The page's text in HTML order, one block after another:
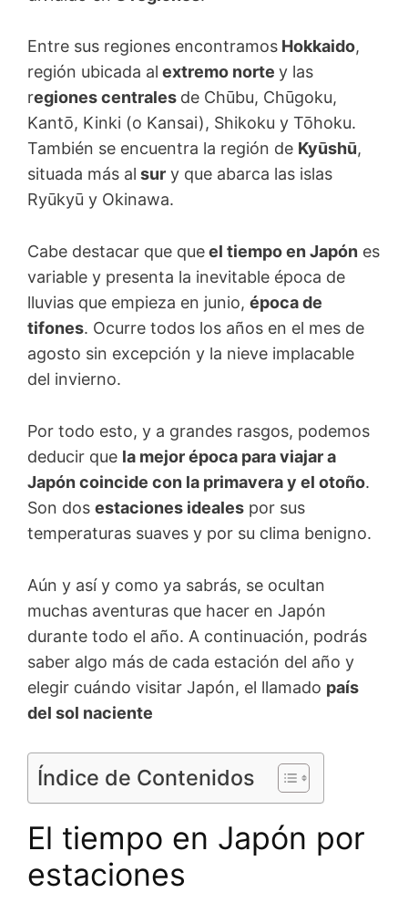
Entre sus regiones encontramos Hokkaido,
región ubicada al extremo norte y las
regiones centrales de Chūbu, Chūgoku,
Kantō, Kinki (o Kansai), Shikoku y Tōhoku.
También se encuentra la región de Kyūshū,
situada más al sur y que abarca las islas
Ryūkyū y Okinawa.
Cabe destacar que queel tiempo en Japón es
variable y presenta la inevitable época de
lluvias que empieza en junio, época de
tifones. Ocurre todos los años en el mes de
agosto sin excepción y la nieve implacable
del invierno.
Por todo esto, y a grandes rasgos, podemos
deducir que la mejor época para viajar a
Japón coincide con la primavera y el otoño.
Son dos estaciones ideales por sus
temperaturas suaves y por su clima benigno.
Aún y así y como ya sabrás, se ocultan
muchas aventuras que hacer en Japón
durante todo el año. A continuación, podrás
saber algo más de cada estación del año y
elegir cuándo visitar Japón, el llamado país
del sol naciente
Índice de Contenidos
El tiempo en Japón por
estaciones